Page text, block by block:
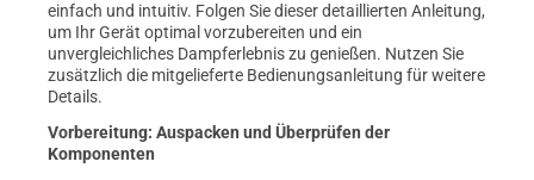
einfach und intuitiv. Folgen Sie dieser detaillierten Anleitung,
um Ihr Gerät optimal vorzubereiten und ein
unvergleichliches Dampferlebnis zu genießen. Nutzen Sie
zusätzlich die mitgelieferte Bedienungsanleitung für weitere
Details.
Vorbereitung: Auspacken und Überprüfen der
Komponenten